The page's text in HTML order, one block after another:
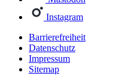
Instagram
Barrierefreiheit
Datenschutz
Impressum
Sitemap